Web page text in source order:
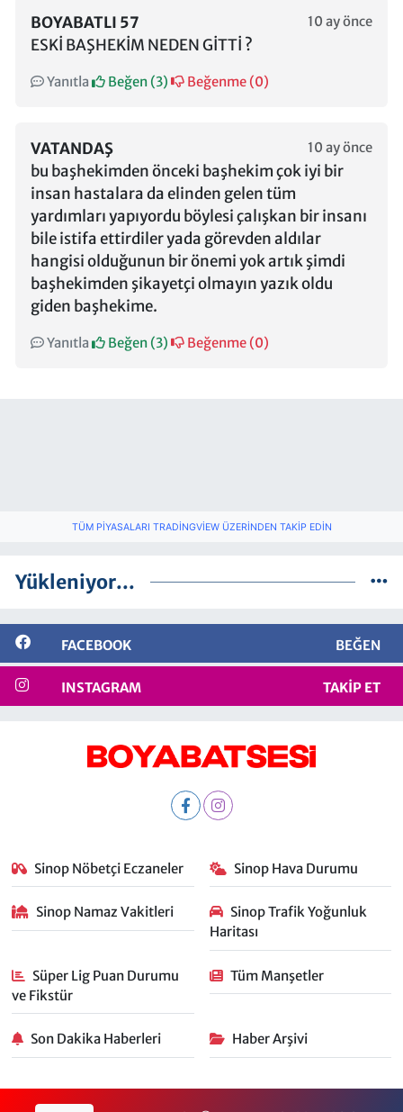
BOYABATLI 57 10 ay önce
ESKİ BAŞHEKİM NEDEN GİTTİ ?
Yanıtla Beğen (3) Beğenme (0)
VATANDAŞ 10 ay önce
bu başhekimden önceki başhekim çok iyi bir
insan hastalara da elinden gelen tüm
yardımları yapıyordu böylesi çalışkan bir insanı
bile istifa ettirdiler yada görevden aldılar
hangisi olduğunun bir önemi yok artık şimdi
başhekimden şikayetçi olmayın yazık oldu
giden başhekime.
Yanıtla Beğen (3) Beğenme (0)
TÜM PIYASALARI TRADINGVIEW ÜZERINDEN TAKIP EDIN
Yükleniyor...
FACEBOOK BEĞEN
INSTAGRAM TAKIP ET
Sinop Nöbetçi Eczaneler Sinop Hava Durumu
Sinop Namaz Vakitleri
Sinop Trafik Yoğunluk
Haritası
Süper Lig Puan Durumu
ve Fikstür
Tüm Manşetler
Son Dakika Haberleri Haber Arşivi